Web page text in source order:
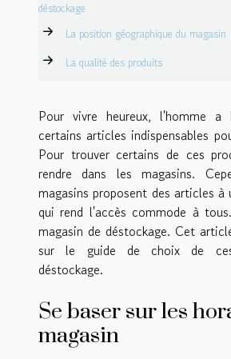
déstockage
La position géographique du magasin
La qualité des produits
Pour vivre heureux, l'homme a
certains articles indispensables
Pour trouver certains de ces
rendre dans les magasins.
magasins proposent des articles à
qui rend l'accès commode à
magasin de déstockage. Cet
sur le guide de choix de
déstockage.
Se baser sur les
magasin